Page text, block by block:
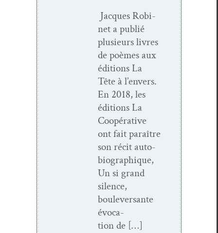
Jacques Robi­
net a pub­lié
plusieurs livres
de poèmes aux
édi­tions La
Tête à l’envers.
En 2018, les
édi­tions La
Coopéra­tive
ont fait paraître
son réc­it auto­
bi­ographique,
Un si grand
silence,
boulever­sante
évo­ca­
tion de […]